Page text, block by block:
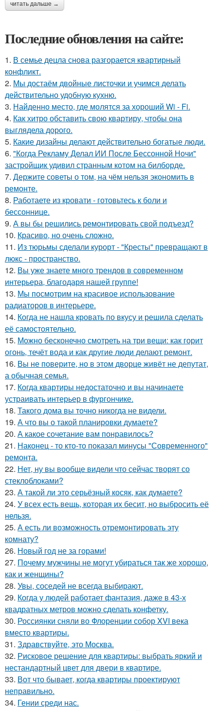
читать дальше →
Последние обновления на сайте:
1. В семье децла снова разгорается квартирный
конфликт.
2. Мы достаём двойные листочки и учимся делать
действительно удобную кухню.
3. Найденно место, где молятся за хороший Wi - Fi.
4. Как хитро обставить свою квартиру, чтобы она
выглядела дорого.
5. Какие дизайны делают действительно богатые люди.
6. "Когда Рекламу Делал ИИ После Бессонной Ночи"
застройщик удивил странным котом на билборде.
7. Держите советы о том, на чём нельзя экономить в
ремонте.
8. Работаете из кровати - готовьтесь к боли и
бессоннице.
9. А вы бы решились ремонтировать свой подъезд?
10. Красиво, но очень сложно.
11. Из тюрьмы сделали курорт - "Кресты" превращают в
люкс - пространство.
12. Вы уже знаете много трендов в современном
интерьера, благодаря нашей группе!
13. Мы посмотрим на красивое использование
радиаторов в интерьере.
14. Когда не нашла кровать по вкусу и решила сделать
её самостоятельно.
15. Можно бесконечно смотреть на три вещи: как горит
огонь, течёт вода и как другие люди делают ремонт.
16. Вы не поверите, но в этом дворце живёт не депутат,
а обычная семья.
17. Когда квартиры недостаточно и вы начинаете
устраивать интерьер в фургончике.
18. Такого дома вы точно никогда не видели.
19. А что вы о такой планировки думаете?
20. А какое сочетание вам понравилось?
21. Наконец - то кто-то показал минусы "Современного"
ремонта.
22. Нет, ну вы вообще видели что сейчас творят со
стеклоблоками?
23. А такой ли это серьёзный косяк, как думаете?
24. У всех есть вещь, которая их бесит, но выбросить её
нельзя.
25. А есть ли возможность отремонтировать эту
комнату?
26. Новый год не за горами!
27. Почему мужчины не могут убираться так же хорошо,
как и женщины?
28. Увы, соседей не всегда выбирают.
29. Когда у людей работает фантазия, даже в 43-х
квадратных метров можно сделать конфетку.
30. Россиянки сняли во Флоренции собор XVI века
вместо квартиры.
31. Здравствуйте, это Москва.
32. Рисковое решение для квартиры: выбрать яркий и
нестандартный цвет для двери в квартире.
33. Вот что бывает, когда квартиры проектируют
неправильно.
34. Гении среди нас.